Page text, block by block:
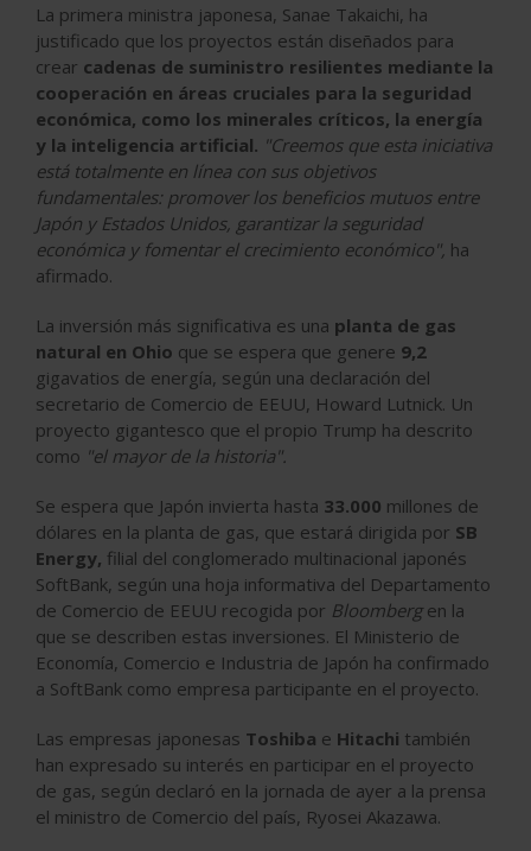
La primera ministra japonesa, Sanae Takaichi, ha
justificado que los proyectos están diseñados para
crear cadenas de suministro resilientes mediante la
cooperación en áreas cruciales para la seguridad
económica, como los minerales críticos, la energía
y la inteligencia artificial. "Creemos que esta iniciativa
está totalmente en línea con sus objetivos
fundamentales: promover los beneficios mutuos entre
Japón y Estados Unidos, garantizar la seguridad
económica y fomentar el crecimiento económico", ha
afirmado.
La inversión más significativa es una planta de gas
natural en Ohio que se espera que genere 9,2
gigavatios de energía, según una declaración del
secretario de Comercio de EEUU, Howard Lutnick. Un
proyecto gigantesco que el propio Trump ha descrito
como "el mayor de la historia".
Se espera que Japón invierta hasta 33.000 millones de
dólares en la planta de gas, que estará dirigida por SB
Energy, filial del conglomerado multinacional japonés
SoftBank, según una hoja informativa del Departamento
de Comercio de EEUU recogida por Bloomberg en la
que se describen estas inversiones. El Ministerio de
Economía, Comercio e Industria de Japón ha confirmado
a SoftBank como empresa participante en el proyecto.
Las empresas japonesas Toshiba e Hitachi también
han expresado su interés en participar en el proyecto
de gas, según declaró en la jornada de ayer a la prensa
el ministro de Comercio del país, Ryosei Akazawa.